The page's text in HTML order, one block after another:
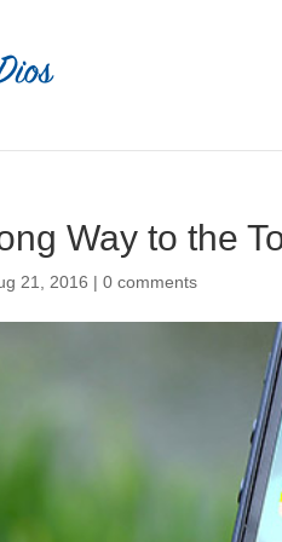
Way to the
21, 2016 |0 comments